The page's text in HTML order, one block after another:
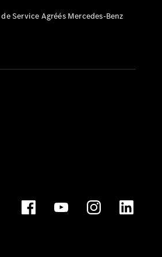
Service Agréés Mercedes-Benz